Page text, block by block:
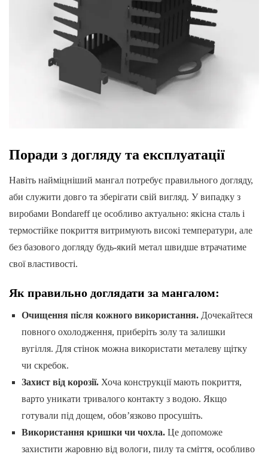
Поради з догляду та експлуатації
Навіть найміцніший мангал потребує правильного догляду,
аби служити довго та зберігати свій вигляд. У випадку з
виробами Bondareff це особливо актуально: якісна сталь і
термостійке покриття витримують високі температури, але
без базового догляду будь-який метал швидше втрачатиме
свої властивості.
Як правильно доглядати за мангалом:
Очищення після кожного використання.Дочекайтеся
повного охолодження, приберіть золу та залишки
вугілля. Для стінок можна використати металеву щітку
чи скребок.
Захист від корозії.Хоча конструкції мають покриття,
варто уникати тривалого контакту з водою. Якщо
готували під дощем, обов’язково просушіть.
Використання кришки чи чохла.Це допоможе
захистити жаровню від вологи, пилу та сміття, особливо